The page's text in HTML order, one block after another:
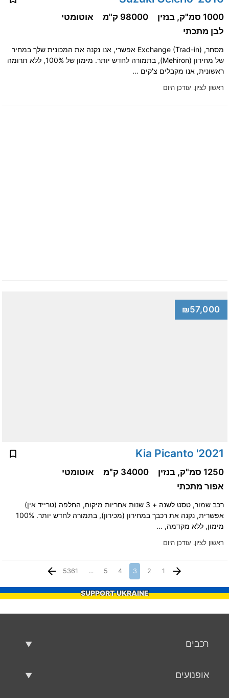
ראשון לציון. עודכן היום
1000 סמ"ק, בנזין 98000 ק"מ
אוטומטי
לבן מתכתי
מסחר, Exchange (Trad-in) אפשרי, אנו נקנה את המכונית שלך במחיר
של מחירון (Mehiron), בתמורה לחדש יותר. מימון של 100%, ללא תרומה
ראשונית, אנו מקבלים צ'קים …
₪57,000
2021' Kia Picanto
ראשון לציון. עודכן היום
1250 סמ"ק, בנזין 34000 ק"מ
אוטומטי
אפור מתכתי
רכב שמור, טסט לשנה + 3 שנות אחריות מיקוח, החלפה (טרייד אין)
אפשרית, נקנה את רכבך במחירון (מכירון), בתמורה לחדש יותר. 100%
מימון, ללא מקדמה, …
1
2
3
4
5
…
5361
SUPPORT UKRAINE
רכבים
אופנועים